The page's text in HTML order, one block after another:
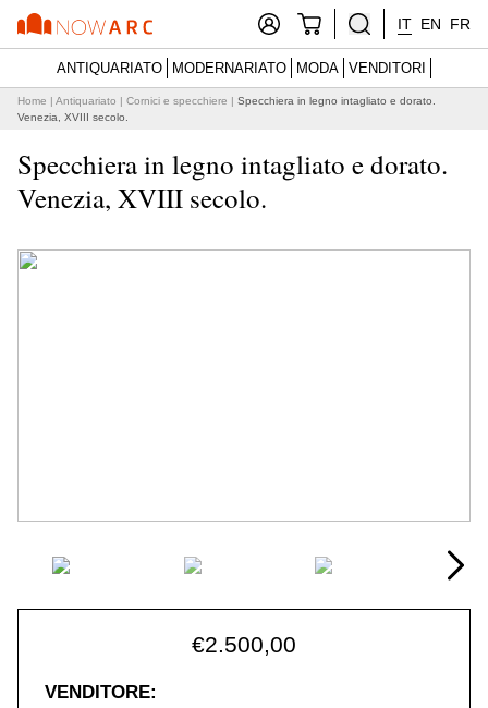
IT EN FR
ANTIQUARIATO MODERNARIATO MODA VENDITORI
Home | Antiquariato | Cornici e specchiere | Specchiera in legno intagliato e dorato.
Venezia, XVIII secolo.
Specchiera in legno intagliato e dorato.
Venezia, XVIII secolo.
€2.500,00
VENDITORE: